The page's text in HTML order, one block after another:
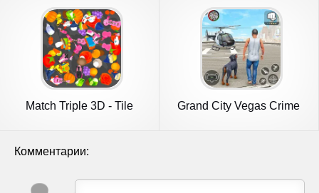
Match Triple 3D - Tile
Grand City Vegas Crime
Комментарии: